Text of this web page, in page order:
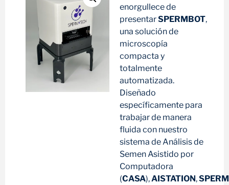
enorgullece de
presentarSPERMBOT,
una solución de
microscopía
compacta y
totalmente
automatizada.
Diseñado
específicamente para
trabajar de manera
fluida con nuestro
sistema de Análisis de
Semen Asistido por
Computadora
(CASA),AISTATION,